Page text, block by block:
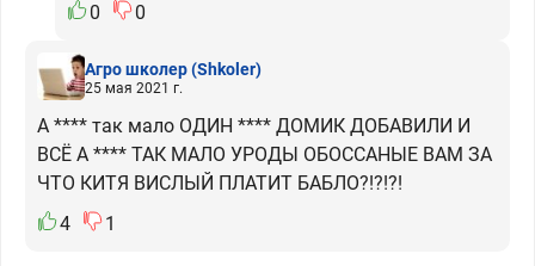
0
0
Агро школер(Shkoler)
25 мая 2021 г.
А **** так мало ОДИН **** ДОМИК ДОБАВИЛИ И
ВСЁ А **** ТАК МАЛО УРОДЫ ОБОССАНЫЕ ВАМ ЗА
ЧТО КИТЯ ВИСЛЫЙ ПЛАТИТ БАБЛО?!?!?!
4
1